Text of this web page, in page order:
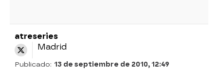
atreseries
Madrid
Publicado: 13 de septiembre de 2010, 12:49